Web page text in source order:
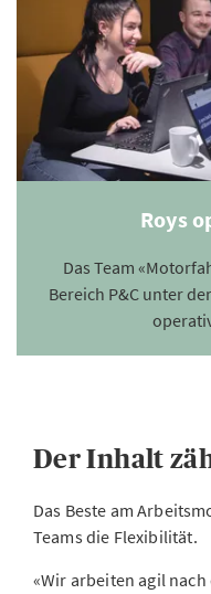
Roys
Das Team
Bereich P&C unter
Der Inhalt
Das Beste am
Teams die Flexibilität.
«Wir arbeiten agil